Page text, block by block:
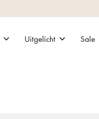
Uitgelicht Sale